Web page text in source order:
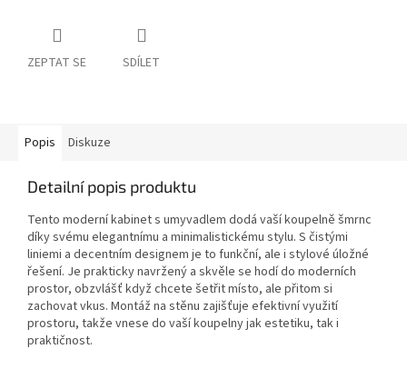
ZEPTAT SE SDÍLET
Popis Diskuze
Detailní popis produktu
Tento moderní kabinet s umyvadlem dodá vaší koupelně šmrnc
díky svému elegantnímu a minimalistickému stylu. S čistými
liniemi a decentním designem je to funkční, ale i stylové úložné
řešení. Je prakticky navržený a skvěle se hodí do moderních
prostor, obzvlášť když chcete šetřit místo, ale přitom si
zachovat vkus. Montáž na stěnu zajišťuje efektivní využití
prostoru, takže vnese do vaší koupelny jak estetiku, tak i
praktičnost.